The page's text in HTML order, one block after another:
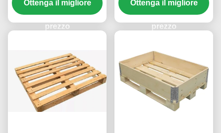
Ottenga il migliore
prezzo
Ottenga il migliore
prezzo